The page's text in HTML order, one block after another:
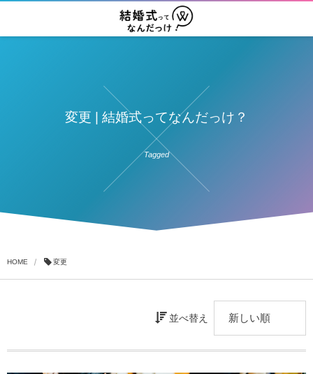
変更 | 結婚式ってなんだっけ？
Tagged
HOME 変更
並べ替え